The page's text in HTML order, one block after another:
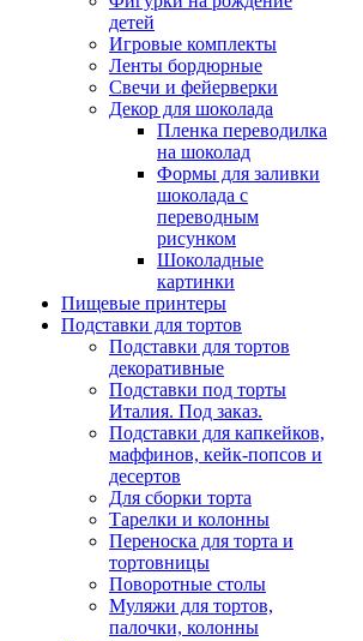
детей
Игровые комплекты
Ленты бордюрные
Свечи и фейерверки
Декор для шоколада
Пленка переводилка
на шоколад
Формы для заливки
шоколада с
переводным
рисунком
Шоколадные
картинки
Пищевые принтеры
Подставки для тортов
Подставки для тортов
декоративные
Подставки под торты
Италия. Под заказ.
Подставки для капкейков,
маффинов, кейк-попсов и
десертов
Для сборки торта
Тарелки и колонны
Переноска для торта и
тортовницы
Поворотные столы
Муляжи для тортов,
палочки, колонны